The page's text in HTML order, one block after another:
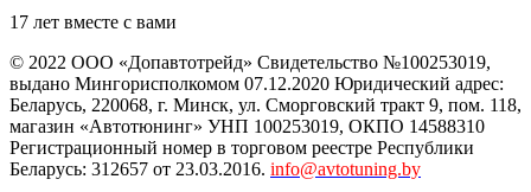
17 лет вместе с вами
© 2022 ООО «Допавтотрейд» Свидетельство №100253019,
выдано Мингорисполкомом 07.12.2020 Юридический адрес:
Беларусь, 220068, г. Минск, ул. Сморговский тракт 9, пом. 118,
магазин «Автотюнинг» УНП 100253019, ОКПО 14588310
Регистрационный номер в торговом реестре Республики
Беларусь: 312657 от 23.03.2016. info@avtotuning.by